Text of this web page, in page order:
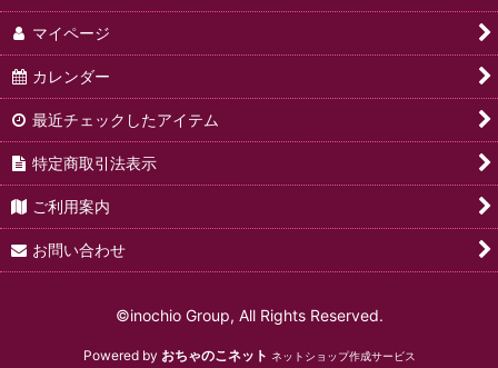
マイページ
カレンダー
最近チェックしたアイテム
特定商取引法表示
ご利用案内
お問い合わせ
©inochio Group, All Rights Reserved.
Powered by おちゃのこネット ネットショップ作成サービス